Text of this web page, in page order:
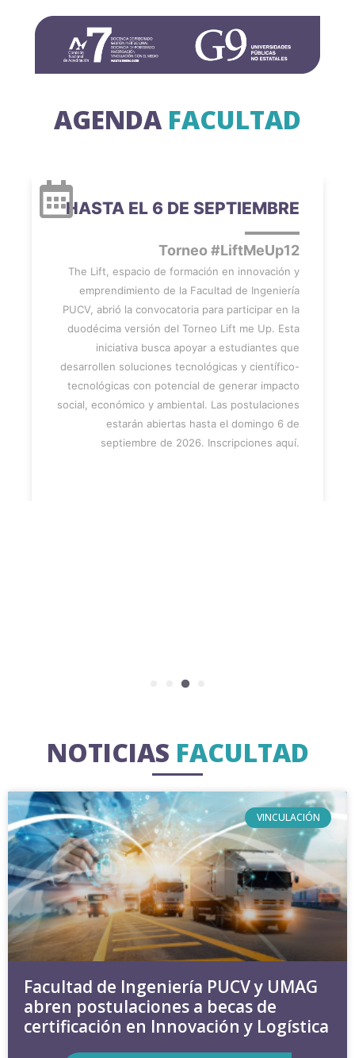
AGENDA FACULTAD
HASTA EL 6 DE SEPTIEMBRE
Torneo #LiftMeUp12
The Lift, espacio de formación en innovación y
emprendimiento de la Facultad de Ingeniería
PUCV, abrió la convocatoria para participar en la
duodécima versión del Torneo Lift me Up. Esta
iniciativa busca apoyar a estudiantes que
desarrollen soluciones tecnológicas y científico-
tecnológicas con potencial de generar impacto
social, económico y ambiental. Las postulaciones
estarán abiertas hasta el domingo 6 de
septiembre de 2026. Inscripciones aquí.
NOTICIAS FACULTAD
VINCULACIÓN
Facultad de Ingeniería PUCV y UMAG
abren postulaciones a becas de
certificación en Innovación y Logística